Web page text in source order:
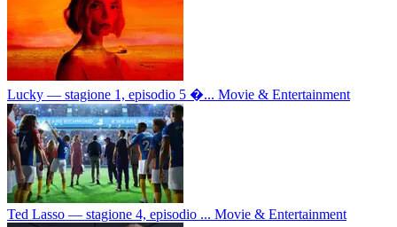
Lucky — stagione 1, episodio 5 �... Movie & Entertainment
Ted Lasso — stagione 4, episodio ... Movie & Entertainment